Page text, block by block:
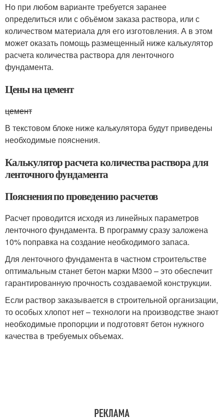
Но при любом варианте требуется заранее
определиться или с объёмом заказа раствора, или с
количеством материала для его изготовления. А в этом
может оказать помощь размещенный ниже калькулятор
расчета количества раствора для ленточного
фундамента.
Цены на цемент
цемент
В текстовом блоке ниже калькулятора будут приведены
необходимые пояснения.
Калькулятор расчета количества раствора для
ленточного фундамента
Пояснения по проведению расчетов
Расчет проводится исходя из линейных параметров
ленточного фундамента. В программу сразу заложена
10% поправка на создание необходимого запаса.
Для ленточного фундамента в частном строительстве
оптимальным станет бетон марки М300 – это обеспечит
гарантированную прочность создаваемой конструкции.
Если раствор заказывается в строительной организации,
то особых хлопот нет – технологи на производстве знают
необходимые пропорции и подготовят бетон нужного
качества в требуемых объемах.